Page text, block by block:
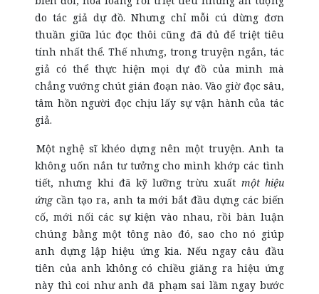
do tác giả dự đồ. Nhưng chỉ mỗi cú dừng đơn
thuần giữa lúc đọc thôi cũng đã đủ để triệt tiêu
tính nhất thể. Thế nhưng, trong truyện ngắn, tác
giả có thể thực hiện mọi dự đồ của mình mà
chẳng vướng chút gián đoạn nào. Vào giờ đọc sâu,
tâm hồn người đọc chịu lấy sự vận hành của tác
giả.
Một nghệ sĩ khéo dựng nên một truyện. Anh ta
không uốn nắn tư tưởng cho mình khớp các tình
tiết, nhưng khi đã kỹ lưỡng trừu xuất một hiệu
ứngcần tạo ra, anh ta mới bắt đầu dựng các biến
cố, mới nối các sự kiện vào nhau, rồi bàn luận
chúng bằng một tông nào đó, sao cho nó giúp
anh dựng lập hiệu ứng kia. Nếu ngay câu đầu
tiên của anh không có chiều giăng ra hiệu ứng
này thì coi như anh đã phạm sai lầm ngay bước